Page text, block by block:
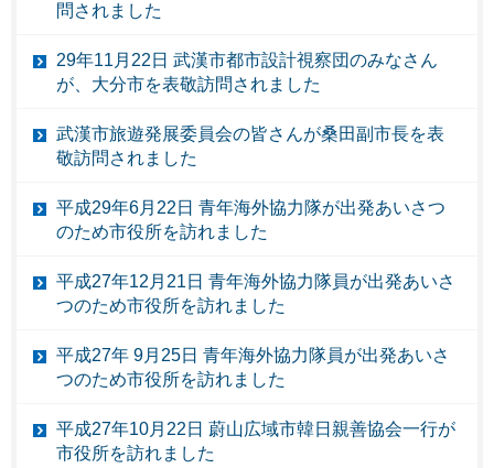
問されました
29年11月22日 武漢市都市設計視察団のみなさん
が、大分市を表敬訪問されました
武漢市旅遊発展委員会の皆さんが桑田副市長を表
敬訪問されました
平成29年6月22日 青年海外協力隊が出発あいさつ
のため市役所を訪れました
平成27年12月21日 青年海外協力隊員が出発あいさ
つのため市役所を訪れました
平成27年 9月25日 青年海外協力隊員が出発あいさ
つのため市役所を訪れました
平成27年10月22日 蔚山広域市韓日親善協会一行が
市役所を訪れました